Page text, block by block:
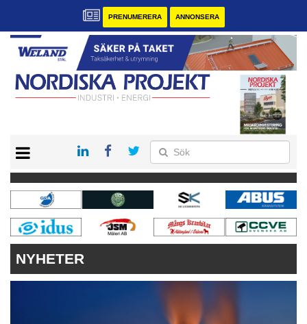
PRENUMERERA ANNONSERA
KONTAKT
VÅRA ANDRA MAGASIN
PRENUMERERA
ANNONSERA
NYHETER